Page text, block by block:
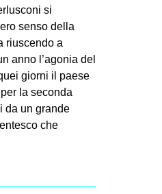
ORIENTE
ORIENTE
si
senso della
riuscendo a
anno l’agonia del
giorni il paese
la seconda
da un grande
che